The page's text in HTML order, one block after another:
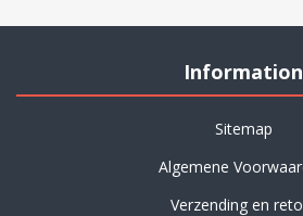
Information
Sitemap
Algemene
Verzending en